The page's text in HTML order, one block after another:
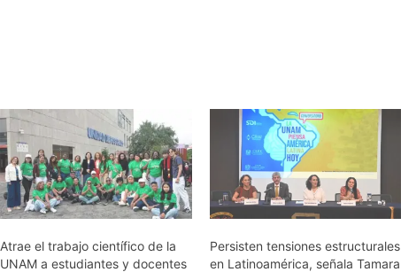
Atrae el trabajo científico de la
UNAM a estudiantes y docentes
Persisten tensiones estructurales
en Latinoamérica, señala Tamara